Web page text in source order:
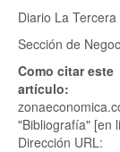
Diario La Tercera
Sección de
Como citar este
artículo:
"Bibliografía" [en
Dirección URL: